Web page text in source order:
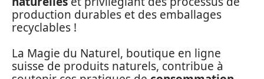
production durables et des emballages
recyclables !
La Magie du Naturel, boutique en ligne
suisse de produits naturels, contribue à